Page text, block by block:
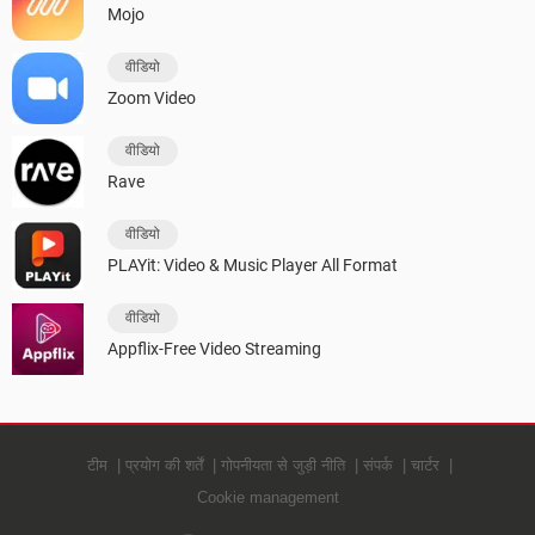
Mojo
वीडियो
Zoom Video
वीडियो
Rave
वीडियो
PLAYit: Video & Music Player All Format
वीडियो
Appflix-Free Video Streaming
टीम प्रयोग की शर्तें गोपनीयता से जुड़ी नीति संपर्क
चार्टर
Cookie management